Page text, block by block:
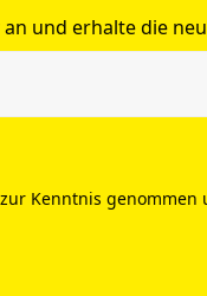
und erhalte die
zur Kenntnis genommen